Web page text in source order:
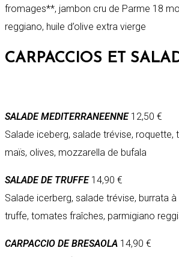
fromages**, jambon cru de Parme 18
reggiano, huile d’olive extra vierge
CARPACCIOS ET
SALADE MEDITERRANEENNE12,50 €
Salade iceberg, salade trévise, roquette,
maïs, olives, mozzarella de bufala
SALADE DE TRUFFE14,90 €
Salade icerberg, salade trévise, burrata
truffe, tomates fraîches, parmigiano
CARPACCIO DE BRESAOLA 14,90 €